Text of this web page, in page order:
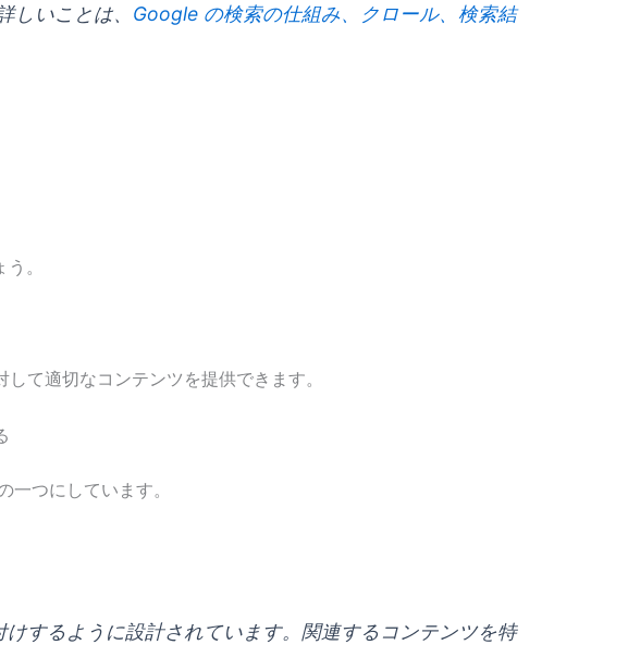
いことは、 Google の検索の仕組み、クロール、検索結
。
て適切なコンテンツを提供できます。
つにしています。
するように設計されています。関連するコンテンツを特